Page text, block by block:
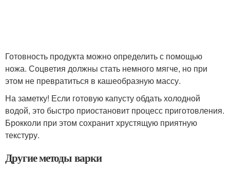
Готовность продукта можно определить с помощью
ножа. Соцветия должны стать немного мягче, но при
этом не превратиться в кашеобразную массу.
На заметку! Если готовую капусту обдать холодной
водой, это быстро приостановит процесс приготовления.
Брокколи при этом сохранит хрустящую приятную
текстуру.
Другие методы варки